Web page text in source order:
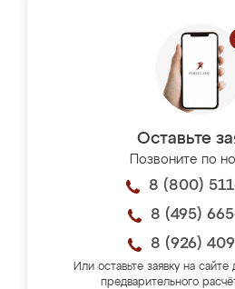
Оставьте
Позвоните по
8 (800)
8 (495)
8 (926)
Или оставьте заявку на сайте
предварительного